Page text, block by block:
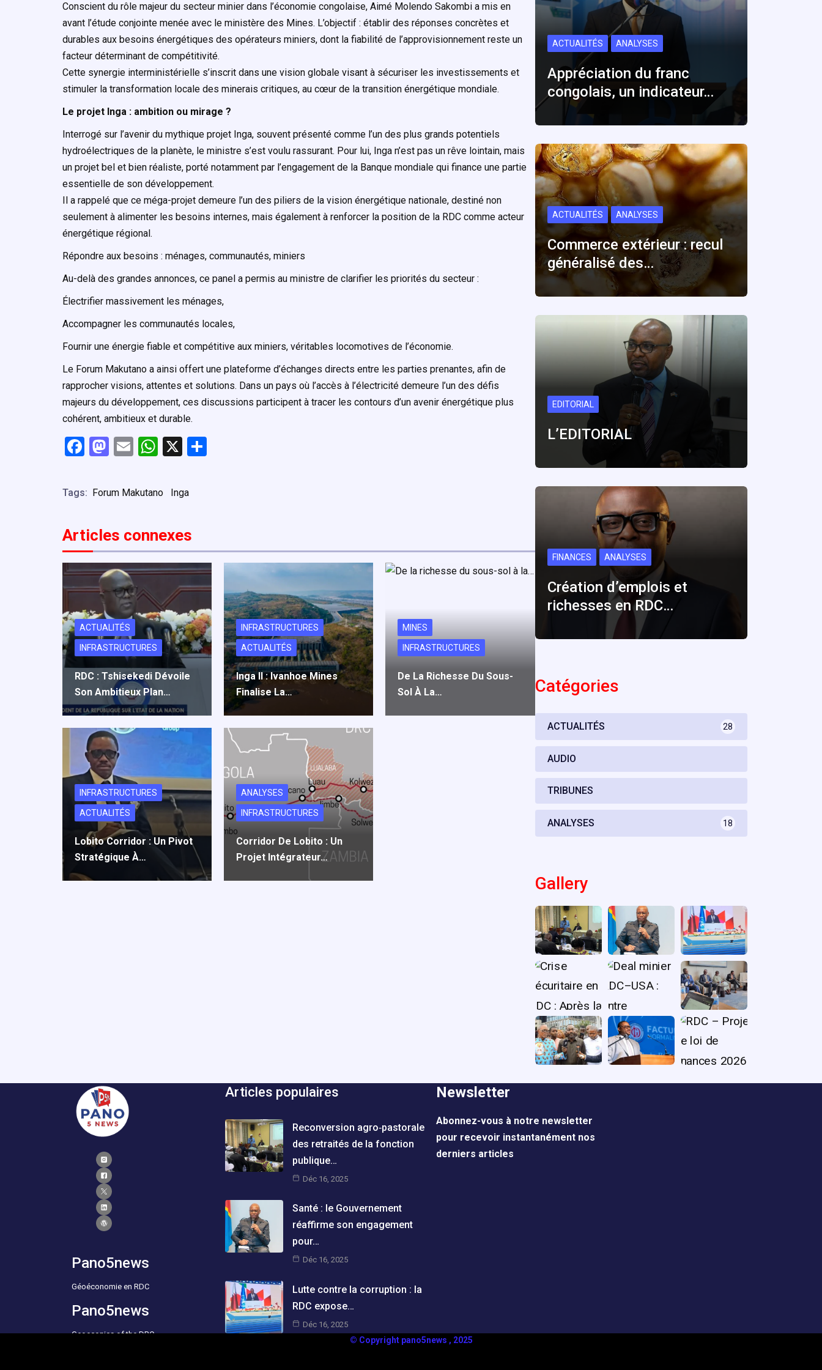
Conscient du rôle majeur du secteur minier dans l’économie congolaise, Aimé Molendo Sakombi a mis en
avant l’étude conjointe menée avec le ministère des Mines. L’objectif : établir des réponses concrètes et
durables aux besoins énergétiques des opérateurs miniers, dont la fiabilité de l’approvisionnement reste un
facteur déterminant de compétitivité.
Cette synergie interministérielle s’inscrit dans une vision globale visant à sécuriser les investissements et
stimuler la transformation locale des minerais critiques, au cœur de la transition énergétique mondiale.
Le projet Inga : ambition ou mirage ?
Interrogé sur l’avenir du mythique projet Inga, souvent présenté comme l’un des plus grands potentiels
hydroélectriques de la planète, le ministre s’est voulu rassurant. Pour lui, Inga n’est pas un rêve lointain, mais
un projet bel et bien réaliste, porté notamment par l’engagement de la Banque mondiale qui finance une partie
essentielle de son développement.
Il a rappelé que ce méga-projet demeure l’un des piliers de la vision énergétique nationale, destiné non
seulement à alimenter les besoins internes, mais également à renforcer la position de la RDC comme acteur
énergétique régional.
Répondre aux besoins : ménages, communautés, miniers
Au-delà des grandes annonces, ce panel a permis au ministre de clarifier les priorités du secteur :
Électrifier massivement les ménages,
Accompagner les communautés locales,
Fournir une énergie fiable et compétitive aux miniers, véritables locomotives de l’économie.
Le Forum Makutano a ainsi offert une plateforme d’échanges directs entre les parties prenantes, afin de
rapprocher visions, attentes et solutions. Dans un pays où l’accès à l’électricité demeure l’un des défis
majeurs du développement, ces discussions participent à tracer les contours d’un avenir énergétique plus
cohérent, ambitieux et durable.
F
ce
o
o
k
M
st
o
n
E
ail
W
at
p
p
X
Tags: Forum Makutano Inga
Articles connexes
ACTUALITÉS
INFRASTRUCTURES
RDC : Tshisekedi Dévoile
Son Ambitieux Plan…
INFRASTRUCTURES
ACTUALITÉS
Inga II : Ivanhoe Mines
Finalise La…
MINES
INFRASTRUCTURES
De La Richesse Du Sous-
Sol À La…
INFRASTRUCTURES
ACTUALITÉS
Lobito Corridor : Un Pivot
Stratégique À…
ANALYSES
INFRASTRUCTURES
Corridor De Lobito : Un
Projet Intégrateur…
ACTUALITÉS ANALYSES
Appréciation du franc
congolais, un indicateur…
ACTUALITÉS ANALYSES
Commerce extérieur : recul
généralisé des…
EDITORIAL
L’EDITORIAL
FINANCES ANALYSES
Création d’emplois et
richesses en RDC…
Catégories
ACTUALITÉS 28
AUDIO
TRIBUNES
ANALYSES 18
Gallery
Pano5news
Géoéconomie en RDC
Pano5news
Geoeconics of the DRC
Articles populaires
Reconversion agro‑pastorale
des retraités de la fonction
publique…
Déc 16, 2025
Santé : le Gouvernement
réaffirme son engagement
pour…
Déc 16, 2025
Lutte contre la corruption : la
RDC expose…
Déc 16, 2025
Newsletter
Abonnez-vous à notre newsletter
pour recevoir instantanément nos
derniers articles
© Copyright pano5news , 2025